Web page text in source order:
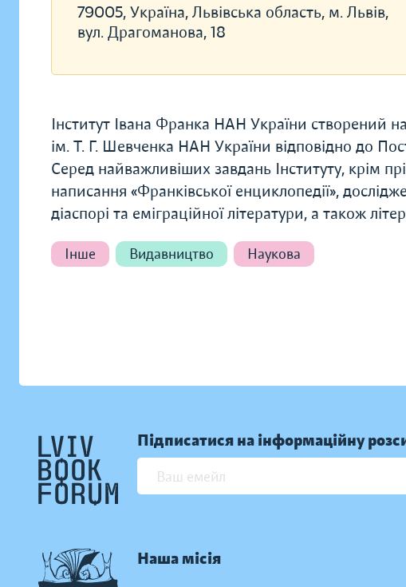
79005, Україна, Львівська область, м. Львів,
вул. Драгоманова, 18
Інститут Івана Франка НАН України створений на
ім. Т. Г. Шевченка НАН України відповідно до
Серед найважливіших завдань Інституту, крім
написання «Франківської енциклопедії»,
діаспорі та еміграційної літератури, а також
Інше Видавництво Наукова
Підписатися на інформаційну
Наша місія